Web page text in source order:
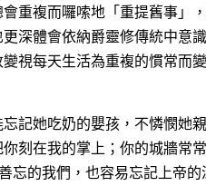
重複而囉嗦地「重提舊事」
深體會依納爵靈修傳統中意
視每天生活為重複的慣常而
記她吃奶的嬰孩，不憐憫她
刻在我的掌上；你的城牆常
忘的我們，也容易忘記上帝的